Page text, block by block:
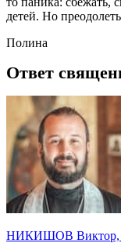
детей. Но
Полина
Ответ
НИКИШОВ Виктор,